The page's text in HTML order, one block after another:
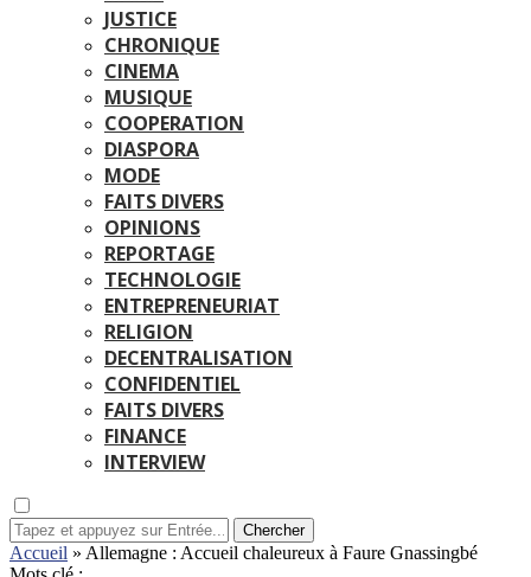
JUSTICE
CHRONIQUE
CINEMA
MUSIQUE
COOPERATION
DIASPORA
MODE
FAITS DIVERS
OPINIONS
REPORTAGE
TECHNOLOGIE
ENTREPRENEURIAT
RELIGION
DECENTRALISATION
CONFIDENTIEL
FAITS DIVERS
FINANCE
INTERVIEW
Chercher
Accueil » Allemagne : Accueil chaleureux à Faure Gnassingbé